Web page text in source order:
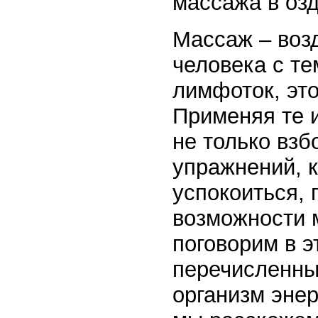
Массаж –
человека с
лимфоток,
Применяя те
не только
упражнений,
поговорим в
организм